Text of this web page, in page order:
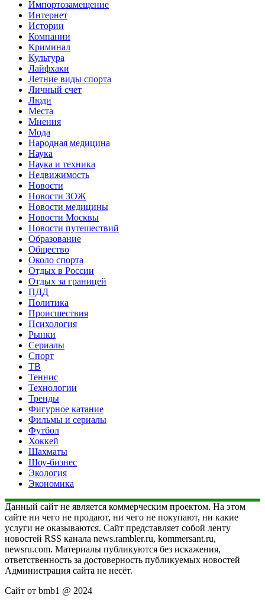
Импортозамещение
Интернет
Истории
Компании
Криминал
Культура
Лайфхаки
Летние виды спорта
Личный счет
Люди
Места
Мнения
Мода
Народная медицина
Наука
Наука и техника
Недвижимость
Новости
Новости ЗОЖ
Новости медицины
Новости Москвы
Новости путешествий
Образование
Общество
Около спорта
Отдых в России
Отдых за границей
ПДД
Политика
Происшествия
Психология
Рынки
Сериалы
Спорт
ТВ
Теннис
Технологии
Тренды
Фигурное катание
Фильмы и сериалы
Футбол
Хоккей
Шахматы
Шоу-бизнес
Экология
Экономика
Данный сайт не является коммерческим проектом. На этом
сайте ни чего не продают, ни чего не покупают, ни какие
услуги не оказываются. Сайт представляет собой ленту
новостей RSS канала news.rambler.ru, kommersant.ru,
newsru.com. Материалы публикуются без искажения,
ответственность за достоверность публикуемых новостей
Администрация сайта не несёт.
Сайт от bmb1 @ 2024